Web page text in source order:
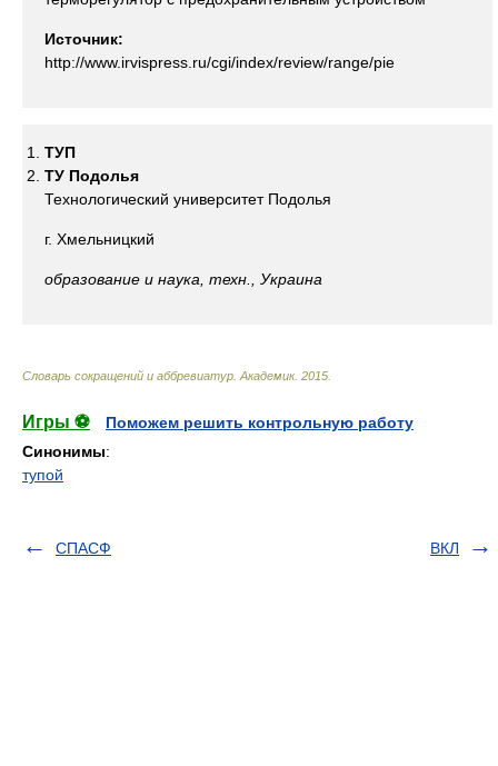
Источник:
http://www.irvispress.ru/cgi/index/review/range/pie
ТУП
ТУ Подолья
Технологический университет Подолья
г. Хмельницкий
образование и наука, техн., Украина
Словарь сокращений и аббревиатур Академик. 2015
Игры ⚽
Поможем решить контрольную работу
Синонимы:
тупой
СПАСФ ВКЛ